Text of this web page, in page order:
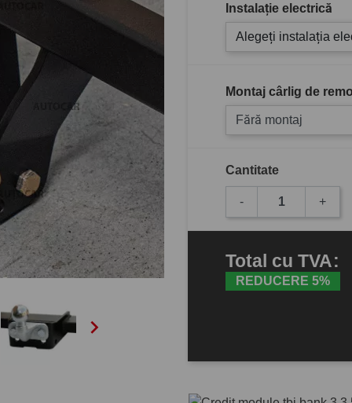

Instalație electrică
Alegeți instalația
Montaj cârlig de
Fără montaj
Cantitate
- +
Total cu TVA:
REDUCERE 5%